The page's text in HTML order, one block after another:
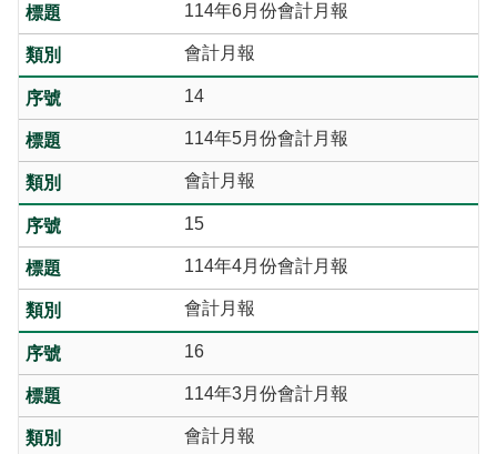
114年6月份會計月報
會計月報
14
114年5月份會計月報
會計月報
15
114年4月份會計月報
會計月報
16
114年3月份會計月報
會計月報